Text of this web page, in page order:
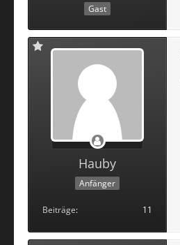
Gast
Hauby
Anfänger
Beiträge 11